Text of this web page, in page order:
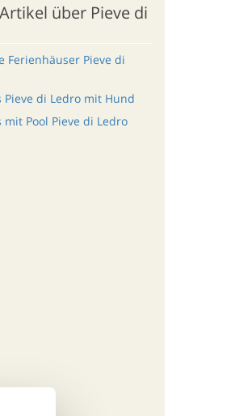
über Pieve di
Ferienhäuser Pieve di
Pieve di Ledro mit Hund
mit Pool Pieve di Ledro